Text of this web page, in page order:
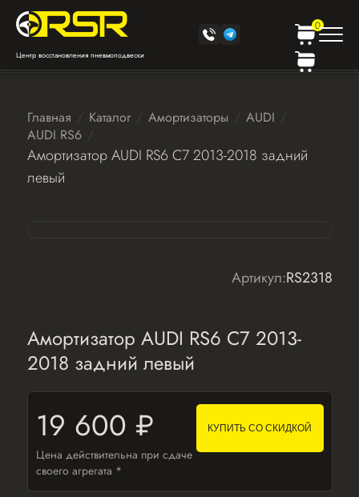
Центр восстановления пневмоподвески
0
Главная Каталог Амортизаторы
AUDI
AUDI RS6
Амортизатор AUDI RS6 С7 2013-2018 задний
левый
Артикул:RS2318
Амортизатор AUDI RS6 С7 2013-
2018 задний левый
19 600 ₽
Цена действительна при сдаче
своего агрегата *
КУПИТЬ СО СКИДКОЙ